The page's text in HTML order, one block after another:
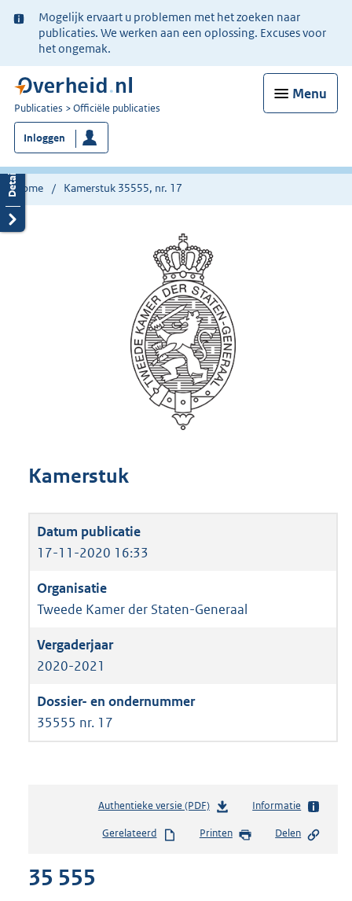
Ter
informatie:
Mogelijk ervaart u problemen met het zoeken naar
publicaties. We werken aan een oplossing. Excuses voor
het ongemak.
Menu
U
bent
nu
hier:
Publicaties Officiële publicaties
Inloggen
Home Kamerstuk 35555, nr. 17
Kamerstuk
17-11-2020 16:33
Tweede Kamer der Staten-Generaal
2020-2021
35555 nr. 17
Authentieke versie (PDF)b
s
Informatie
Gerelateerd Printen Delen
35 555